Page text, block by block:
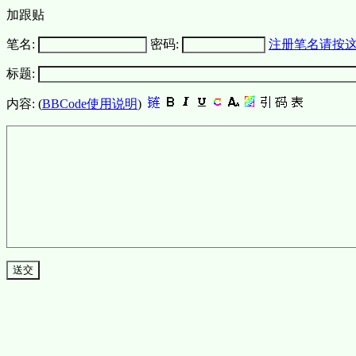
加跟贴
笔名: 密码: 注册笔名请按
标题:
内容: (BBCode使用说明)